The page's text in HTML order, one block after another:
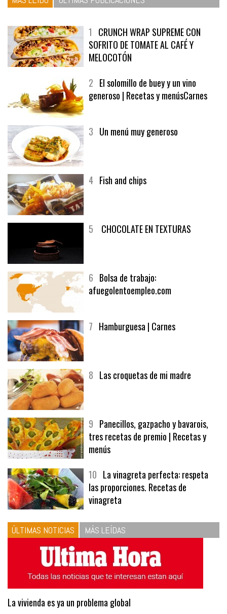
1 CRUNCH WRAP SUPREME CON
SOFRITO DE TOMATE AL CAFÉ Y
MELOCOTÓN
2 El solomillo de buey y un vino
generoso | Recetas y menúsCarnes
3 Un menú muy generoso
4 Fish and chips
5 CHOCOLATE EN TEXTURAS
6 Bolsa de trabajo:
afuegolentoempleo.com
7 Hamburguesa | Carnes
8 Las croquetas de mi madre
9 Panecillos, gazpacho y bavarois,
tres recetas de premio | Recetas y
menús
10 La vinagreta perfecta: respeta
las proporciones. Recetas de
vinagreta
ÚLTIMAS NOTICIAS MÁS LEÍDAS
La vivienda es ya un problema global